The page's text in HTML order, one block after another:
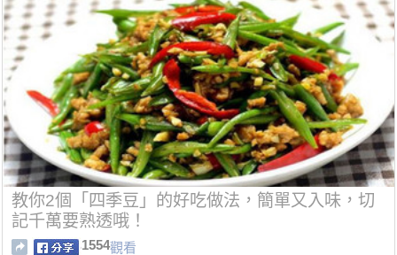
教你2個「四季豆」的好吃做法，簡單又入味，切
記千萬要熟透哦！
1554觀看